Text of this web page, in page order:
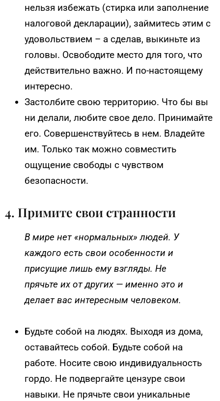
нельзя избежать (стирка или заполнение
налоговой декларации), займитесь этим с
удовольствием – а сделав, выкиньте из
головы. Освободите место для того, что
действительно важно. И по-настоящему
интересно.
Застолбите свою территорию. Что бы вы
ни делали, любите свое дело. Принимайте
его. Совершенствуйтесь в нем. Владейте
им. Только так можно совместить
ощущение свободы с чувством
безопасности.
4. Примите свои странности
В мире нет «нормальных» людей. У
каждого есть свои особенности и
присущие лишь ему взгляды. Не
прячьте их от других — именно это и
делает вас интересным человеком.
Будьте собой на людях. Выходя из дома,
оставайтесь собой. Будьте собой на
работе. Носите свою индивидуальность
гордо. Не подвергайте цензуре свои
навыки. Не прячьте свои уникальные